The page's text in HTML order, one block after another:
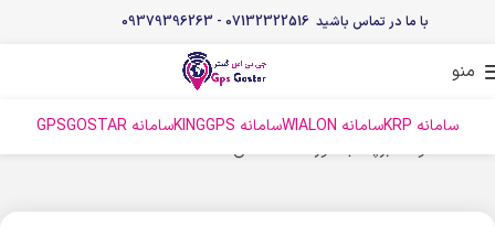
با ما در تماس باشید 07132322516 - 09379396263
منو
سامانه KRP سامانه WIALON سامانه KINGGPS
سامانه GPSGOSTAR
خانه محصولات برچسب خورده “کانکاکس”